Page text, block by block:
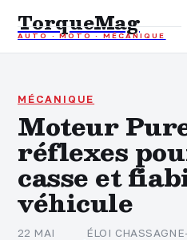
TorqueMag
AUTO · MOTO · MÉCANIQUE
Auto
Moto
Mécanique
Sports mécaniques
Assurance
MÉCANIQUE
Moteur
réflexes
casse et
véhicule
22 MAI
ÉLOI